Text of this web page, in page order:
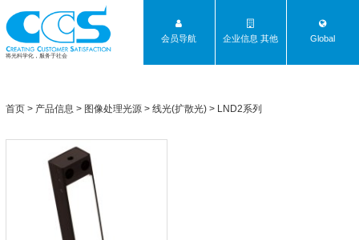
将光科学化，服务于社会
会员导航 企业信息 其他 Global
首页 > 产品信息 > 图像处理光源 > 线光(扩散光) > LND2系列